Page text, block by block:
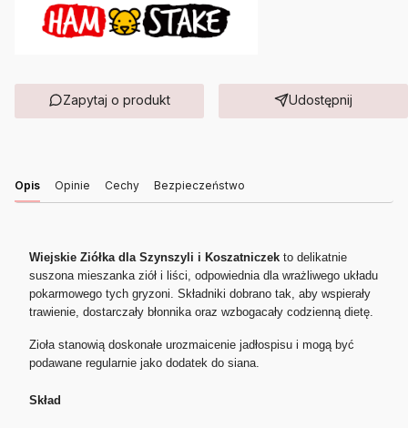
Zapytaj o produkt Udostępnij
Opis Opinie Cechy Bezpieczeństwo
Wiejskie Ziółka dla Szynszyli i Koszatniczek to delikatnie
suszona mieszanka ziół i liści, odpowiednia dla wrażliwego układu
pokarmowego tych gryzoni. Składniki dobrano tak, aby wspierały
trawienie, dostarczały błonnika oraz wzbogacały codzienną dietę.
Zioła stanowią doskonałe urozmaicenie jadłospisu i mogą być
podawane regularnie jako dodatek do siana.
Skład